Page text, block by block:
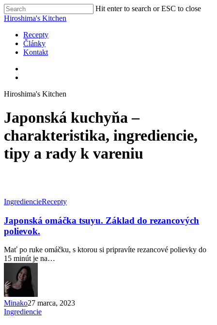
Skip
to
content
Hit enter to search or ESC to close
Close
Hiroshima's Kitchen
search
Menu
Recepty
Články
Kontakt
Hiroshima's Kitchen
Japonská kuchyňa –
charakteristika, ingrediencie,
tipy a rady k vareniu
IngrediencieRecepty
Japonská omáčka tsuyu. Základ do rezancových
polievok.
Mať po ruke omáčku, s ktorou si pripravíte rezancové polievky do
15 minút je na…
Minako27 marca, 2023
Ingrediencie